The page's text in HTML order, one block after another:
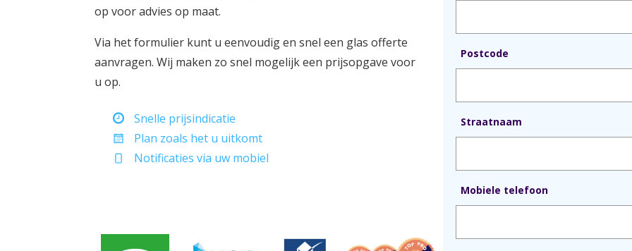
op voor advies op maat.
Via het formulier kunt u eenvoudig en snel een glas offerte
aanvragen. Wij maken zo snel mogelijk een prijsopgave voor
u op.
Snelle prijsindicatie
Plan zoals het u uitkomt
Notificaties via uw mobiel
Postcode
Straatnaam
Mobiele telefoon